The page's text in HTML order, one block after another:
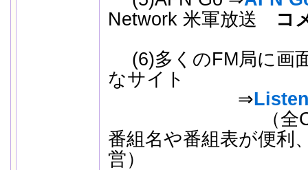
Network 米軍放送
コ
(6)多くのFM局に画
なサイト
⇒
（全CSRAの
番組名や番組表が便利
営）